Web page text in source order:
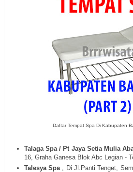
Daftar Tempat Spa Di Kabupaten
Talaga Spa / Pt Jaya Setia Mulia
16, Graha Ganesa Blok Abc Legian -
Talesya Spa
, Di Jl.Panti Tenget,